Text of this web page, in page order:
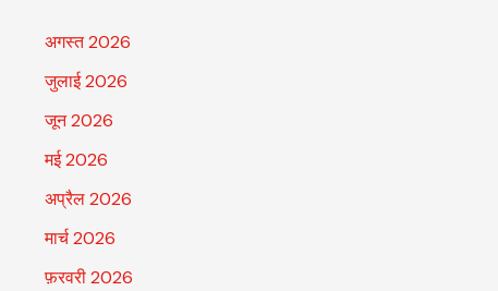
अगस्त 2026
जुलाई 2026
जून 2026
मई 2026
अप्रैल 2026
मार्च 2026
फ़रवरी 2026